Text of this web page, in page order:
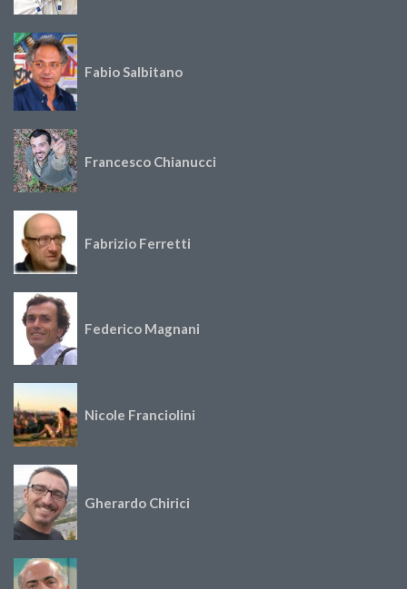
Fabio Salbitano
Francesco Chianucci
Fabrizio Ferretti
Federico Magnani
Nicole Franciolini
Gherardo Chirici